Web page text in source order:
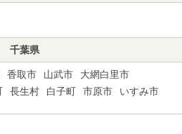
千葉県
香取市 山武市
大網白里市
長生村 白子町 市原市 いすみ市